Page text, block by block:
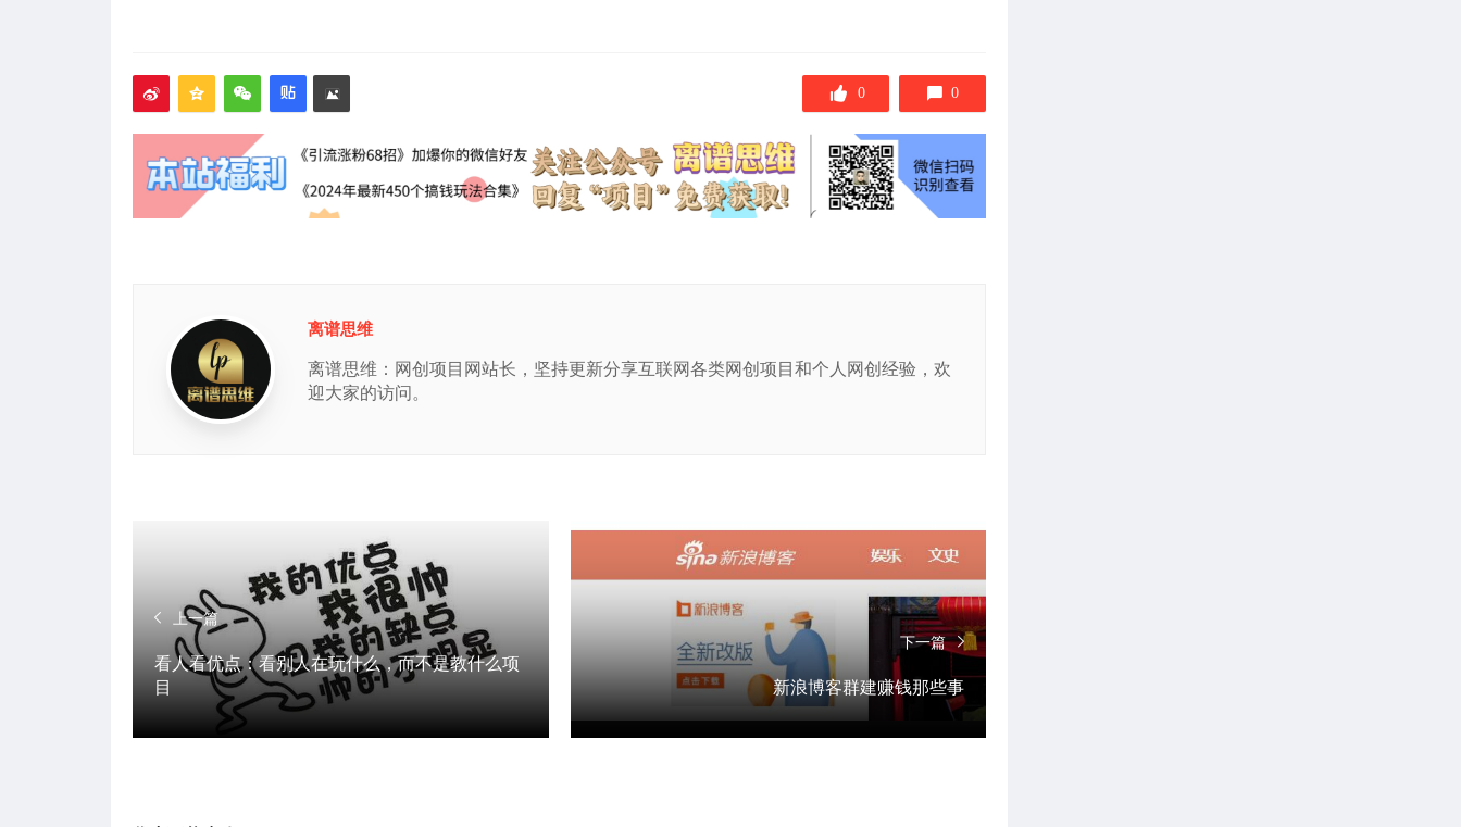
0 0
离谱思维
离谱思维：网创项目网站长，坚持更新分享互联网各类网创项目和个人网创经验，欢
迎大家的访问。
上一篇
看人看优点：看别人在玩什么，而不是教什么项
目
下一篇
新浪博客群建赚钱那些事